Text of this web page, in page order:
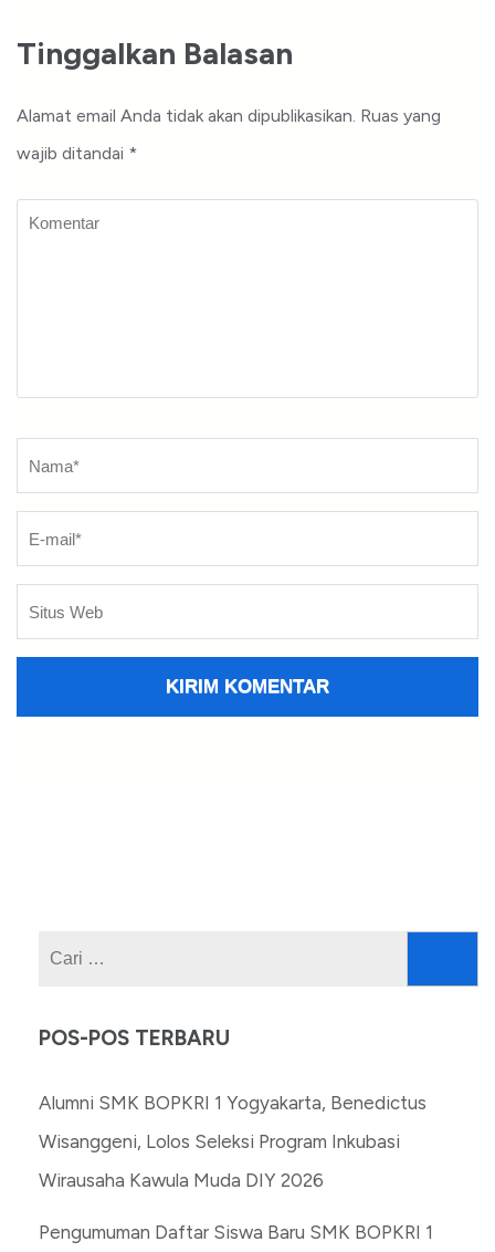
Tinggalkan Balasan
Alamat email Anda tidak akan dipublikasikan. Ruas yang
wajib ditandai *
Komentar
Nama
POS-POS TERBARU
Alumni SMK BOPKRI 1 Yogyakarta, Benedictus
Wisanggeni, Lolos Seleksi Program Inkubasi
Wirausaha Kawula Muda DIY 2026
Pengumuman Daftar Siswa Baru SMK BOPKRI 1